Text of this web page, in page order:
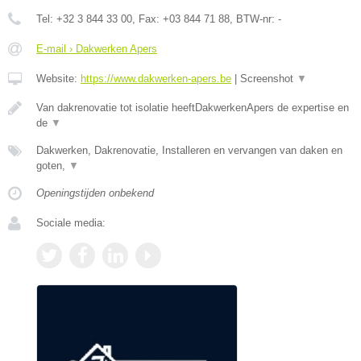
Tel: +32 3 844 33 00, Fax: +03 844 71 88, BTW-nr: -
E-mail › Dakwerken Apers
Website: https://www.dakwerken-apers.be Screenshot ▼
Van dakrenovatie tot isolatie heeftDakwerkenApers de expertise en
de ▼
Dakwerken, Dakrenovatie, Installeren en vervangen van daken en
goten, ▼
Openingstijden onbekend
Sociale media: